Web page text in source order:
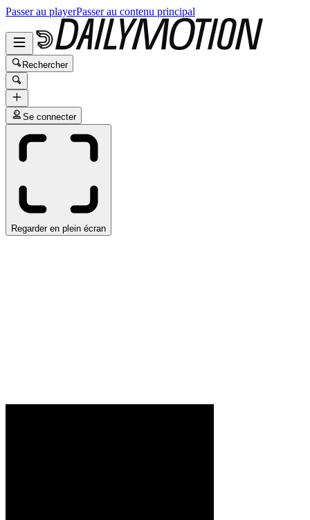
Passer au playerPasser au contenu principal
Rechercher
Se connecter
Regarder en plein écran